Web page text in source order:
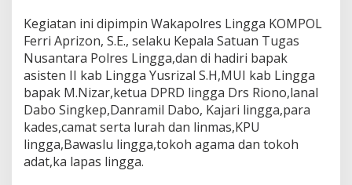
G
e
d
u
n
g
N
a
s
i
o
Kegiatan ini dipimpin Wakapolres Lingga KOMPOL
Ferri Aprizon, S.E., selaku Kepala Satuan Tugas
Nusantara Polres Lingga,dan di hadiri bapak
asisten II kab Lingga Yusrizal S.H,MUI kab Lingga
bapak M.Nizar,ketua DPRD lingga Drs Riono,lanal
Dabo Singkep,Danramil Dabo, Kajari lingga,para
kades,camat serta lurah dan linmas,KPU
lingga,Bawaslu lingga,tokoh agama dan tokoh
adat,ka lapas lingga.